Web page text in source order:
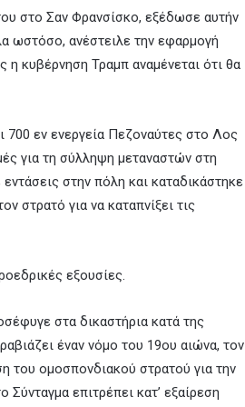
στο Σαν Φρανσίσκο, εξέδωσε αυτήν
ωστόσο, ανέστειλε την εφαρμογή
κυβέρνηση Τραμπ αναμένεται ότι θα
700 εν ενεργεία Πεζοναύτες στο Λος
για τη σύλληψη μεταναστών στη
στην πόλη και καταδικάστηκε
στρατό για να καταπνίξει τις
εξουσίες.
στα δικαστήρια κατά της
έναν νόμο του 19ου αιώνα, τον
του ομοσπονδιακού στρατού για την
επιτρέπει κατ’ εξαίρεση